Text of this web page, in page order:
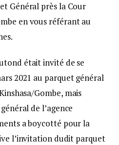
Général près la Cour
en vous référant au
était invité de se
2021 au parquet général
Gombe, mais
de l’agence
a boycotté pour la
l’invitation dudit parquet